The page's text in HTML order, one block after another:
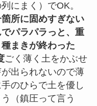
列にまく）でOK。
所に固めすぎない
パラパラっと、重
まきが終わった
ごく薄く土をかぶせ
出られないので薄
のひらで土を優し
（鎮圧って言う